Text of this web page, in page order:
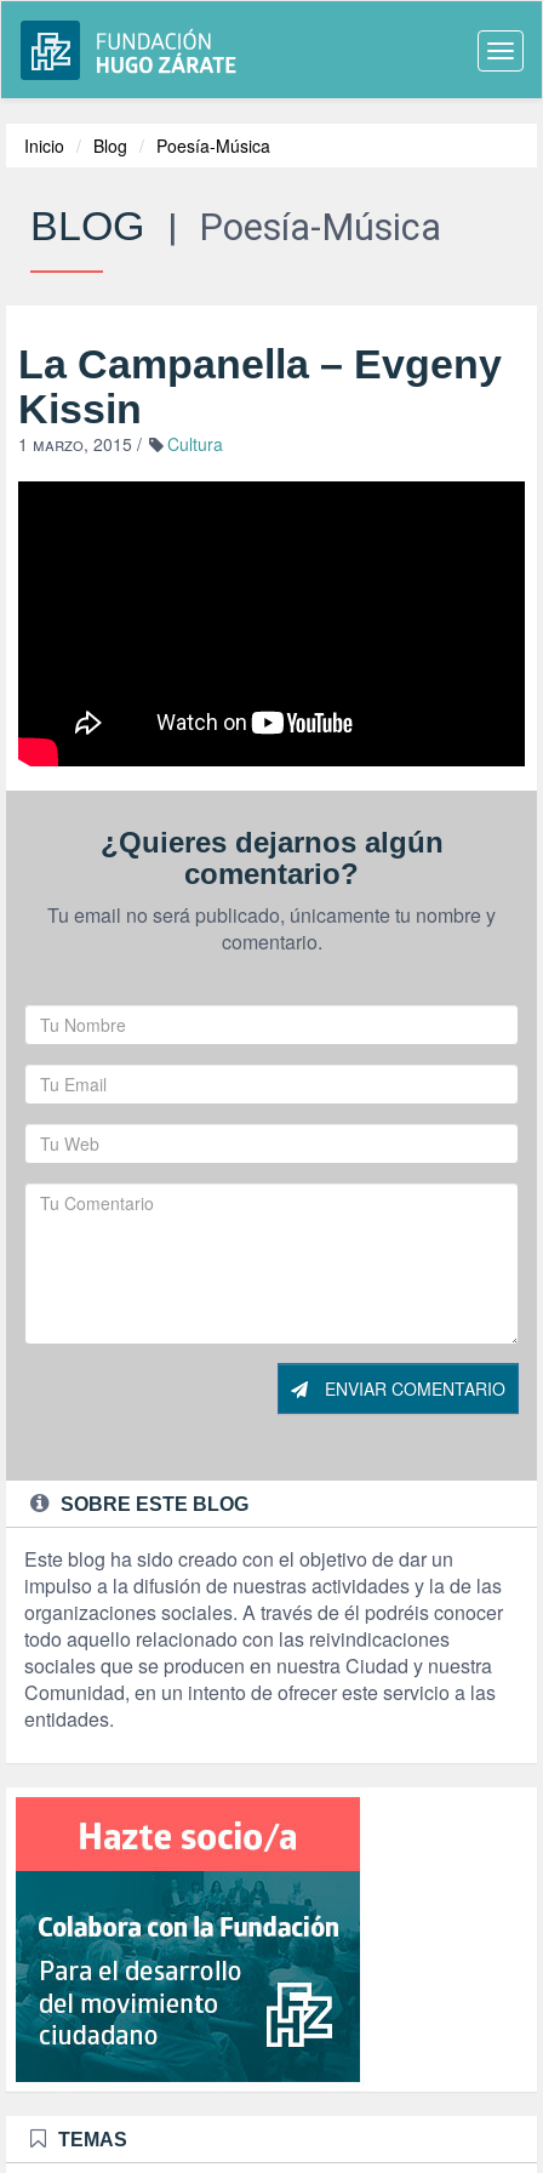
Inicio Blog Poesía-Música
BLOG | Poesía-Música
La Campanella – Evgeny
Kissin
1 marzo, 2015 / Cultura
¿Quieres dejarnos algún
comentario?
Tu email no será publicado, únicamente tu nombre y
comentario.
ENVIAR COMENTARIO
SOBRE ESTE BLOG
Este blog ha sido creado con el objetivo de dar un
impulso a la difusión de nuestras actividades y la de las
organizaciones sociales. A través de él podréis conocer
todo aquello relacionado con las reivindicaciones
sociales que se producen en nuestra Ciudad y nuestra
Comunidad, en un intento de ofrecer este servicio a las
entidades.
TEMAS